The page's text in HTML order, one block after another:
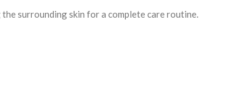
surrounding skin for a complete care routine.